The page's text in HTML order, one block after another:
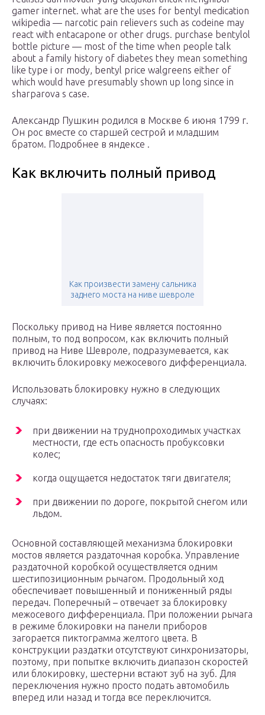
gamer internet. what are the uses for bentyl medication
wikipedia — narcotic pain relievers such as codeine may
react with entacapone or other drugs. purchase bentylol
bottle picture — most of the time when people talk
about a family history of diabetes they mean something
like type i or mody, bentyl price walgreens either of
which would have presumably shown up long since in
sharparova s case.
Александр Пушкин родился в Москве 6 июня 1799 г.
Он рос вместе со старшей сестрой и младшим
братом. Подробнее в яндексе .
Как включить полный привод
Как произвести замену сальника
заднего моста на ниве шевроле
Поскольку привод на Ниве является постоянно
полным, то под вопросом, как включить полный
привод на Ниве Шевроле, подразумевается, как
включить блокировку межосевого дифференциала.
Использовать блокировку нужно в следующих
случаях:
при движении на труднопроходимых участках
местности, где есть опасность пробуксовки
колес;
когда ощущается недостаток тяги двигателя;
при движении по дороге, покрытой снегом или
льдом.
Основной составляющей механизма блокировки
мостов является раздаточная коробка. Управление
раздаточной коробкой осуществляется одним
шестипозиционным рычагом. Продольный ход
обеспечивает повышенный и пониженный ряды
передач. Поперечный – отвечает за блокировку
межосевого дифференциала. При положении рычага
в режиме блокировки на панели приборов
загорается пиктограмма желтого цвета. В
конструкции раздатки отсутствуют синхронизаторы,
поэтому, при попытке включить диапазон скоростей
или блокировку, шестерни встают зуб на зуб. Для
переключения нужно просто подать автомобиль
вперед или назад и тогда все переключится.